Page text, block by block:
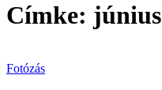
Címke: június
Fotózás